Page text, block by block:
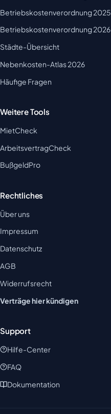
Betriebskostenverordnung 2025
Betriebskostenverordnung 2026
Städte-Übersicht
Nebenkosten-Atlas 2026
Häufige Fragen
Weitere Tools
MietCheck
ArbeitsvertragCheck
BußgeldPro
Rechtliches
Über uns
Impressum
Datenschutz
AGB
Widerrufsrecht
Verträge hier kündigen
Support
Hilfe-Center
FAQ
Dokumentation